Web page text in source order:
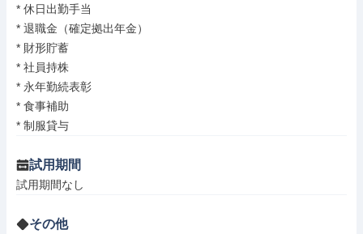
* 休日出勤手当
* 退職金（確定拠出年金）
* 財形貯蓄
* 社員持株
* 永年勤続表彰
* 食事補助
* 制服貸与
試用期間
試用期間なし
その他